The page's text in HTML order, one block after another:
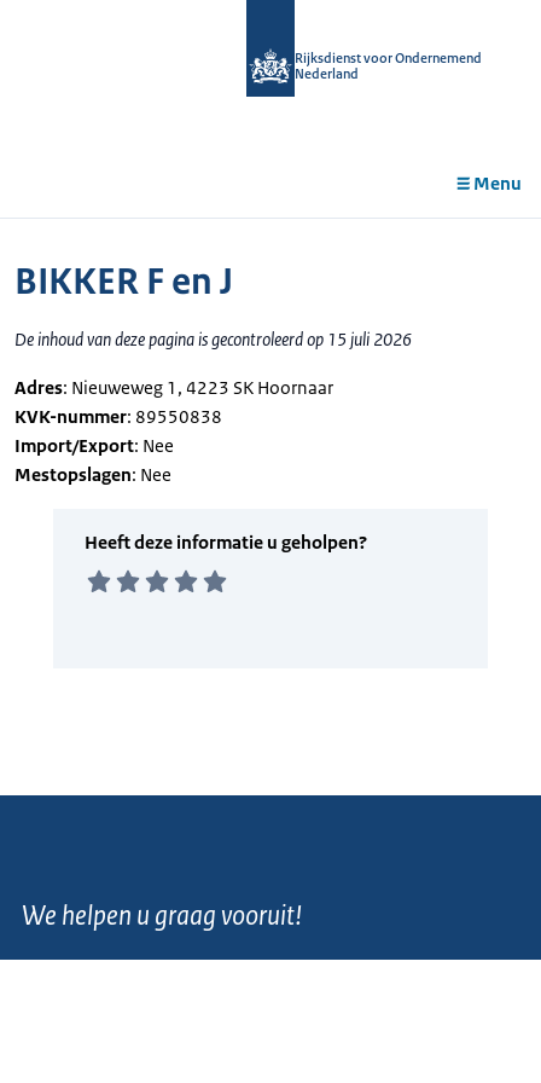
Rijksdienst voor Ondernemend
Nederland
Menu
BIKKER F en J
De inhoud van deze pagina is gecontroleerd op 15 juli 2026
Adres: Nieuweweg 1, 4223 SK Hoornaar
KVK-nummer: 89550838
Import/Export: Nee
Mestopslagen: Nee
We helpen u graag vooruit!